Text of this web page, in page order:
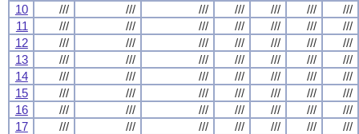
10
/// /// /// /// /// ///
///
11
/// /// /// /// /// ///
///
12
/// /// /// /// /// ///
///
13
/// /// /// /// /// ///
///
14
/// /// /// /// /// ///
///
15
/// /// /// /// /// ///
///
16
/// /// /// /// /// ///
///
17
/// /// /// /// /// ///
///